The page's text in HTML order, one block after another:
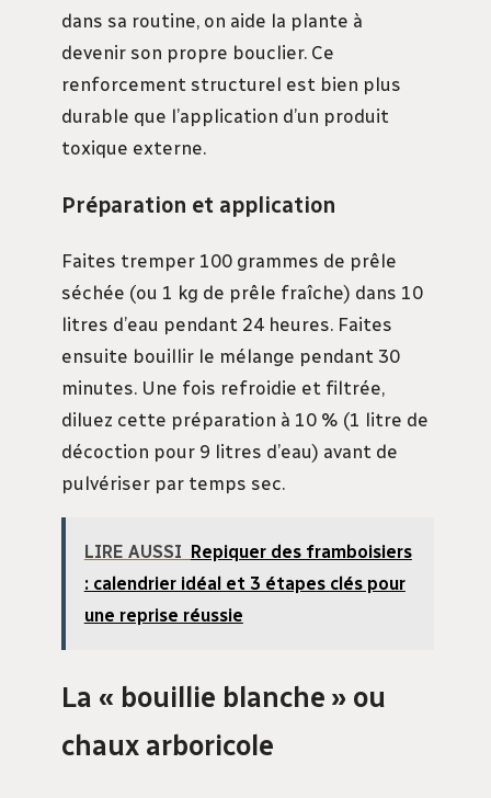
dans sa routine, on aide la plante à
devenir son propre bouclier. Ce
renforcement structurel est bien plus
durable que l’application d’un produit
toxique externe.
Préparation et application
Faites tremper 100 grammes de prêle
séchée (ou 1 kg de prêle fraîche) dans 10
litres d’eau pendant 24 heures. Faites
ensuite bouillir le mélange pendant 30
minutes. Une fois refroidie et filtrée,
diluez cette préparation à 10 % (1 litre de
décoction pour 9 litres d’eau) avant de
pulvériser par temps sec.
LIRE AUSSI
Repiquer des framboisiers
: calendrier idéal et 3 étapes clés pour
une reprise réussie
La « bouillie blanche » ou
chaux arboricole